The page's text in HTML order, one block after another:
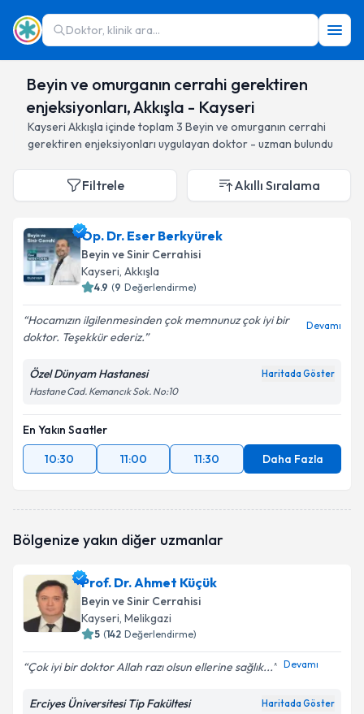
Doktor, klinik ara...
Beyin ve omurganın cerrahi gerektiren
enjeksiyonları, Akkışla - Kayseri
Kayseri Akkışla içinde toplam 3 Beyin ve omurganın cerrahi
gerektiren enjeksiyonları uygulayan doktor - uzman bulundu
Filtrele Akıllı Sıralama
Op. Dr. Eser Berkyürek
Beyin ve Sinir Cerrahisi
Kayseri, Akkışla
4.9 (9 Değerlendirme)
Hocamızın ilgilenmesinden çok memnunuz çok iyi bir
doktor. Teşekkür ederiz.
Devamı
Özel Dünyam Hastanesi Haritada Göster
Hastane Cad. Kemancık Sok. No:10
En Yakın Saatler
10:30
11:00 11:30 Daha Fazla
Bölgenize yakın diğer uzmanlar
Prof. Dr. Ahmet Küçük
Beyin ve Sinir Cerrahisi
Kayseri, Melikgazi
5 (142 Değerlendirme)
Çok iyi bir doktor Allah razı olsun ellerine sağlık... Devamı
Erciyes Üniversitesi Tip Fakültesi Haritada Göster